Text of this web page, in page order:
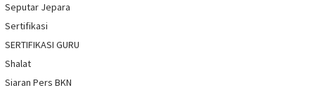
Seputar Jepara
Sertifikasi
SERTIFIKASI GURU
Shalat
Siaran Pers BKN